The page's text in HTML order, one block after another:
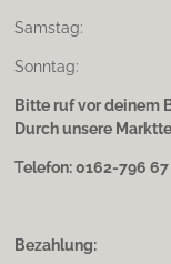
Samstag:
Sonntag:
Bitte ruf vor deinem
Durch unsere
Telefon: 0162-796 67
Bezahlung: